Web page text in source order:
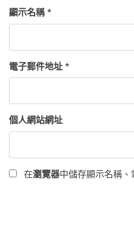
顯示名稱*
電子郵件地址 *
個人網站網址
在瀏覽器中儲存顯示名稱、